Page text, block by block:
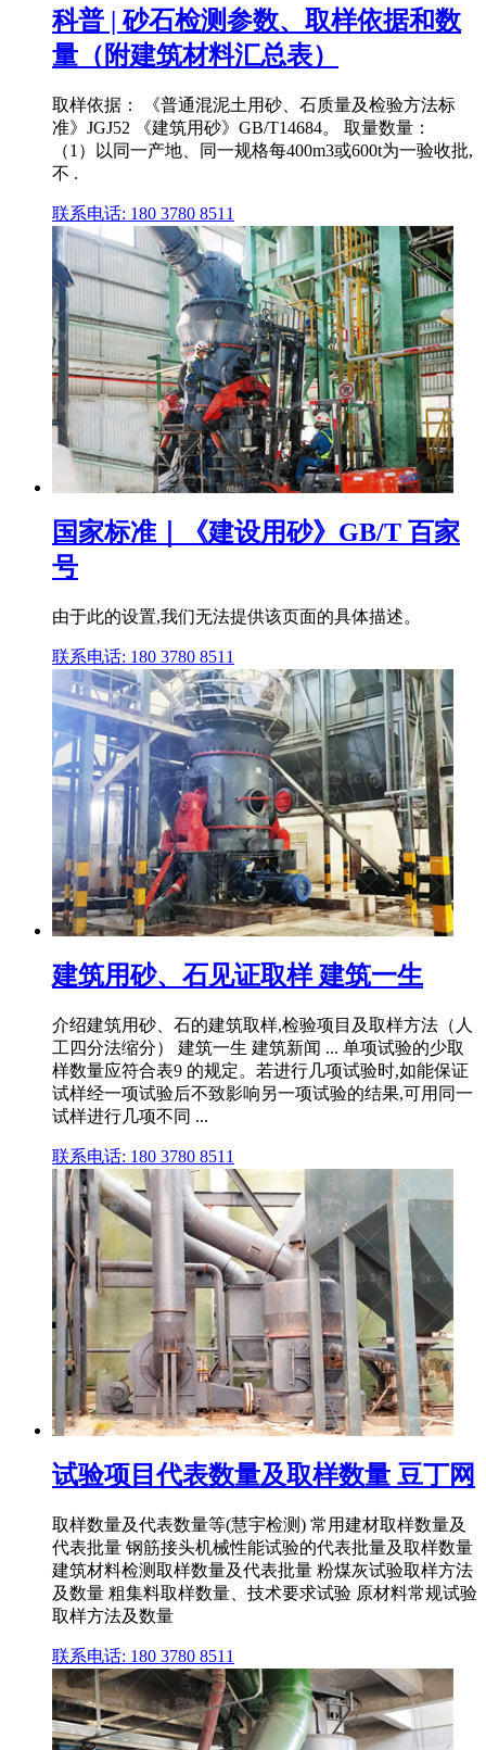
科普 | 砂石检测参数、取样依据和数
量（附建筑材料汇总表）
取样依据： 《普通混泥土用砂、石质量及检验方法标
准》JGJ52 《建筑用砂》GB/T14684。 取量数量：
（1）以同一产地、同一规格每400m3或600t为一验收批,
不 .
联系电话: 180 3780 8511
国家标准｜《建设用砂》GB/T 百家
号
由于此的设置,我们无法提供该页面的具体描述。
联系电话: 180 3780 8511
建筑用砂、石见证取样 建筑一生
介绍建筑用砂、石的建筑取样,检验项目及取样方法（人
工四分法缩分） 建筑一生 建筑新闻 ... 单项试验的少取
样数量应符合表9 的规定。若进行几项试验时,如能保证
试样经一项试验后不致影响另一项试验的结果,可用同一
试样进行几项不同 ...
联系电话: 180 3780 8511
试验项目代表数量及取样数量 豆丁网
取样数量及代表数量等(慧宇检测) 常用建材取样数量及
代表批量 钢筋接头机械性能试验的代表批量及取样数量
建筑材料检测取样数量及代表批量 粉煤灰试验取样方法
及数量 粗集料取样数量、技术要求试验 原材料常规试验
取样方法及数量
联系电话: 180 3780 8511